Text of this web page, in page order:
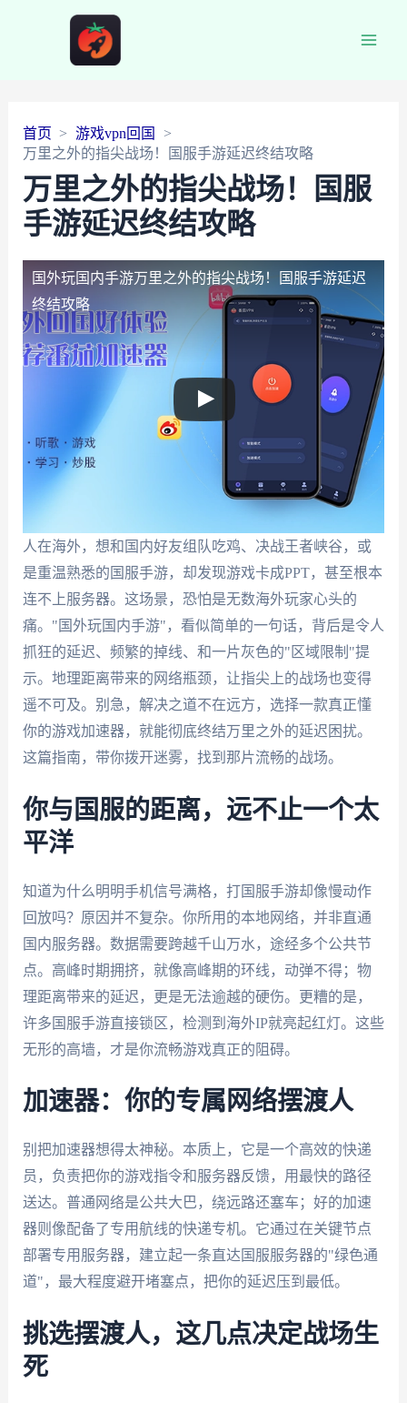
首页
游戏vpn回国
万里之外的指尖战场！国服手游延迟终结攻略
万里之外的指尖战场！国服
手游延迟终结攻略
国外玩国内手游万里之外的指尖战场！国服手游延迟
终结攻略
人在海外，想和国内好友组队吃鸡、决战王者峡谷，或
是重温熟悉的国服手游，却发现游戏卡成PPT，甚至根本
连不上服务器。这场景，恐怕是无数海外玩家心头的
痛。"国外玩国内手游"，看似简单的一句话，背后是令人
抓狂的延迟、频繁的掉线、和一片灰色的"区域限制"提
示。地理距离带来的网络瓶颈，让指尖上的战场也变得
遥不可及。别急，解决之道不在远方，选择一款真正懂
你的游戏加速器，就能彻底终结万里之外的延迟困扰。
这篇指南，带你拨开迷雾，找到那片流畅的战场。
你与国服的距离，远不止一个太
平洋
知道为什么明明手机信号满格，打国服手游却像慢动作
回放吗？原因并不复杂。你所用的本地网络，并非直通
国内服务器。数据需要跨越千山万水，途经多个公共节
点。高峰时期拥挤，就像高峰期的环线，动弹不得；物
理距离带来的延迟，更是无法逾越的硬伤。更糟的是，
许多国服手游直接锁区，检测到海外IP就亮起红灯。这些
无形的高墙，才是你流畅游戏真正的阻碍。
加速器：你的专属网络摆渡人
别把加速器想得太神秘。本质上，它是一个高效的快递
员，负责把你的游戏指令和服务器反馈，用最快的路径
送达。普通网络是公共大巴，绕远路还塞车；好的加速
器则像配备了专用航线的快递专机。它通过在关键节点
部署专用服务器，建立起一条直达国服服务器的"绿色通
道"，最大程度避开堵塞点，把你的延迟压到最低。
挑选摆渡人，这几点决定战场生
死